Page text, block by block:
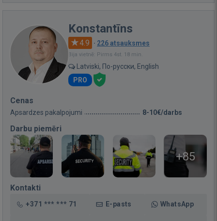
Konstantīns
4.9 · 226 atsauksmes
Bija vietnē: Pirms 4st. 18 min.
Latviski, По-русски, English
PRO
Cenas
Apsardzes pakalpojumi 8-10€/darbs
Darbu piemēri
+85
Kontakti
+371 *** *** 71 E-pasts WhatsApp